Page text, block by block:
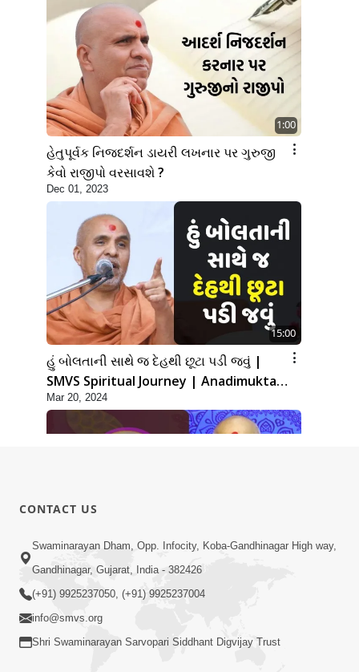
1:00
હેતુપૂર્વક નિજદર્શન ડાયરી લખનાર પર ગુરુજી
કેવો રાજીપો વરસાવશે ?
Dec 01, 2023
15:00
હું બોલતાની સાથે જ દેહથી છૂટા પડી જવું |
SMVS Spiritual Journey | Anadimukta
Gyan
Mar 20, 2024
17:00
હું કોણ છું ? ભાગ 1 | SMVS Spiritual
Journey | Anadimukta Gyan
CONTACT US
Swaminarayan Dham, Opp. Infocity, Koba-Gandhinagar High way,
Gandhinagar, Gujarat, India - 382426
(+91) 9925237050, (+91) 9925237004
info@smvs.org
Shri Swaminarayan Sarvopari Siddhant Digvijay Trust